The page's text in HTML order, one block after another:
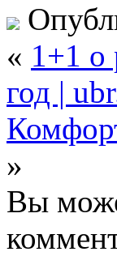
« 1+1 о
год |
»
Вы